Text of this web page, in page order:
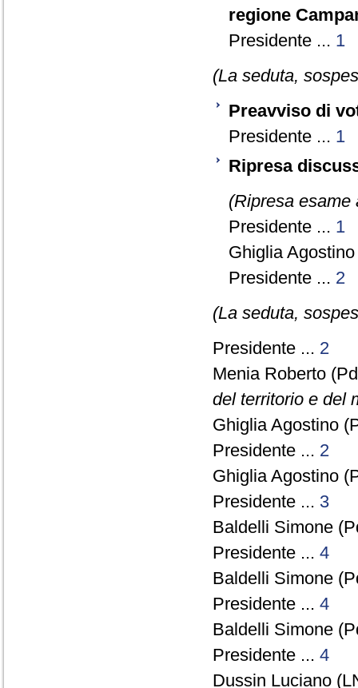
regione
Presidente ... 1
(La seduta,
Preavviso di
Presidente ... 1
Ripresa
(Ripresa esame
Presidente ... 1
Ghiglia
Presidente ... 2
(La seduta,
Presidente ... 2
Menia Roberto
del territorio e del
Ghiglia Agostino
Presidente ... 2
Ghiglia Agostino
Presidente ... 3
Baldelli Simone
Presidente ... 4
Baldelli Simone
Presidente ... 4
Baldelli Simone
Presidente ... 4
Dussin Luciano